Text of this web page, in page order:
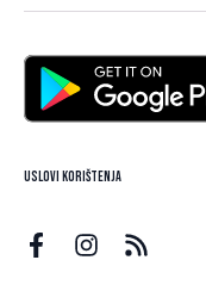
Uslovi korištenja